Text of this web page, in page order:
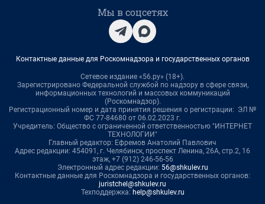
Мы в соцсетях
Контактные данные для Роскомнадзора и государственных органов
Сетевое издание «56.ру» (18+).
Зарегистрировано Федеральной службой по надзору в сфере связи,
информационных технологий и массовых коммуникаций
(Роскомнадзор).
Регистрационный номер и дата принятия решения о регистрации: ЭЛ №
ФС 77-84680 от 06.02.2023 г.
Учредитель: Общество с ограниченной ответственностью "ИНТЕРНЕТ
ТЕХНОЛОГИИ"
Главный редактор: Ефремов Анатолий Павлович
Адрес редакции: 454091, г. Челябинск, проспект Ленина, 26А, стр.2, 16
этаж, +7 (912) 246-56-56
Электронный адрес редакции: 56@shkulev.ru
Контактные данные для Роскомнадзора и государственных органов:
juristchel@shkulev.ru
Техподдержка: help@shkulev.ru